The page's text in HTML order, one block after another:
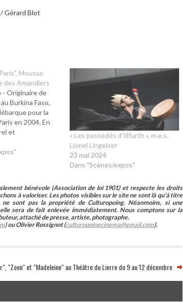
Gérard Blot
Moussa
des Amandiers
- Originaire de
Burkina Faso,
pour la
en 2004. En
et
observe,
à l’étranger et
« Les possédés d’Illfurth », m.e.s.
Lionel Lingelser
23 mai 2024
Dans "Scènes/expos"
bénévole (Association de loi 1901) et respecte les droits
à valoriser. Les photos visibles sur le site ne sont là qu’à titre
sont pas la propriété de Culturopoing. Néanmoins, si une
sera de fait enlevée immédiatement. Nous comptons sur la
attaché de presse, artiste, photographe.
) ou Olivier Rossignot (culturopoingcinema@gmail.com).
"Zoon" et "Madeleine" au Théâtre du Lierre du 9 au 12 décembre